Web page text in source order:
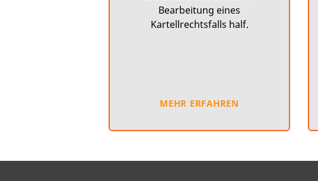
Bearbeitung eines
Kartellrechtsfalls half.
MEHR ERFAHREN